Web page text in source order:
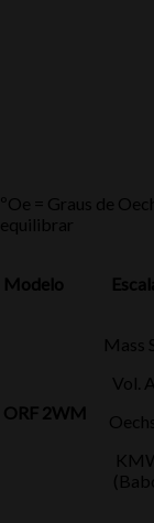
ºOe = Graus de
equilibrar
Modelo
ORF 2WM
Mass
Vol.